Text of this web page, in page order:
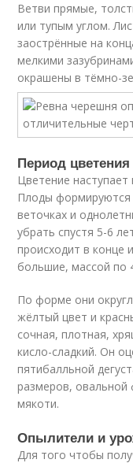
Ветви прямые,
или тупым углом.
заострённые на
мелкими
окрашены в тёмно-
Период
Цветение
Плоды формируются
веточках и
убрать спустя 5-6
происходит в
большие, массой по
По форме они
жёлтый цвет и
сочная, плотная,
кисло-сладкий. Он
пятибалльной
размеров,
мякоти.
Опылители и
Для того чтобы